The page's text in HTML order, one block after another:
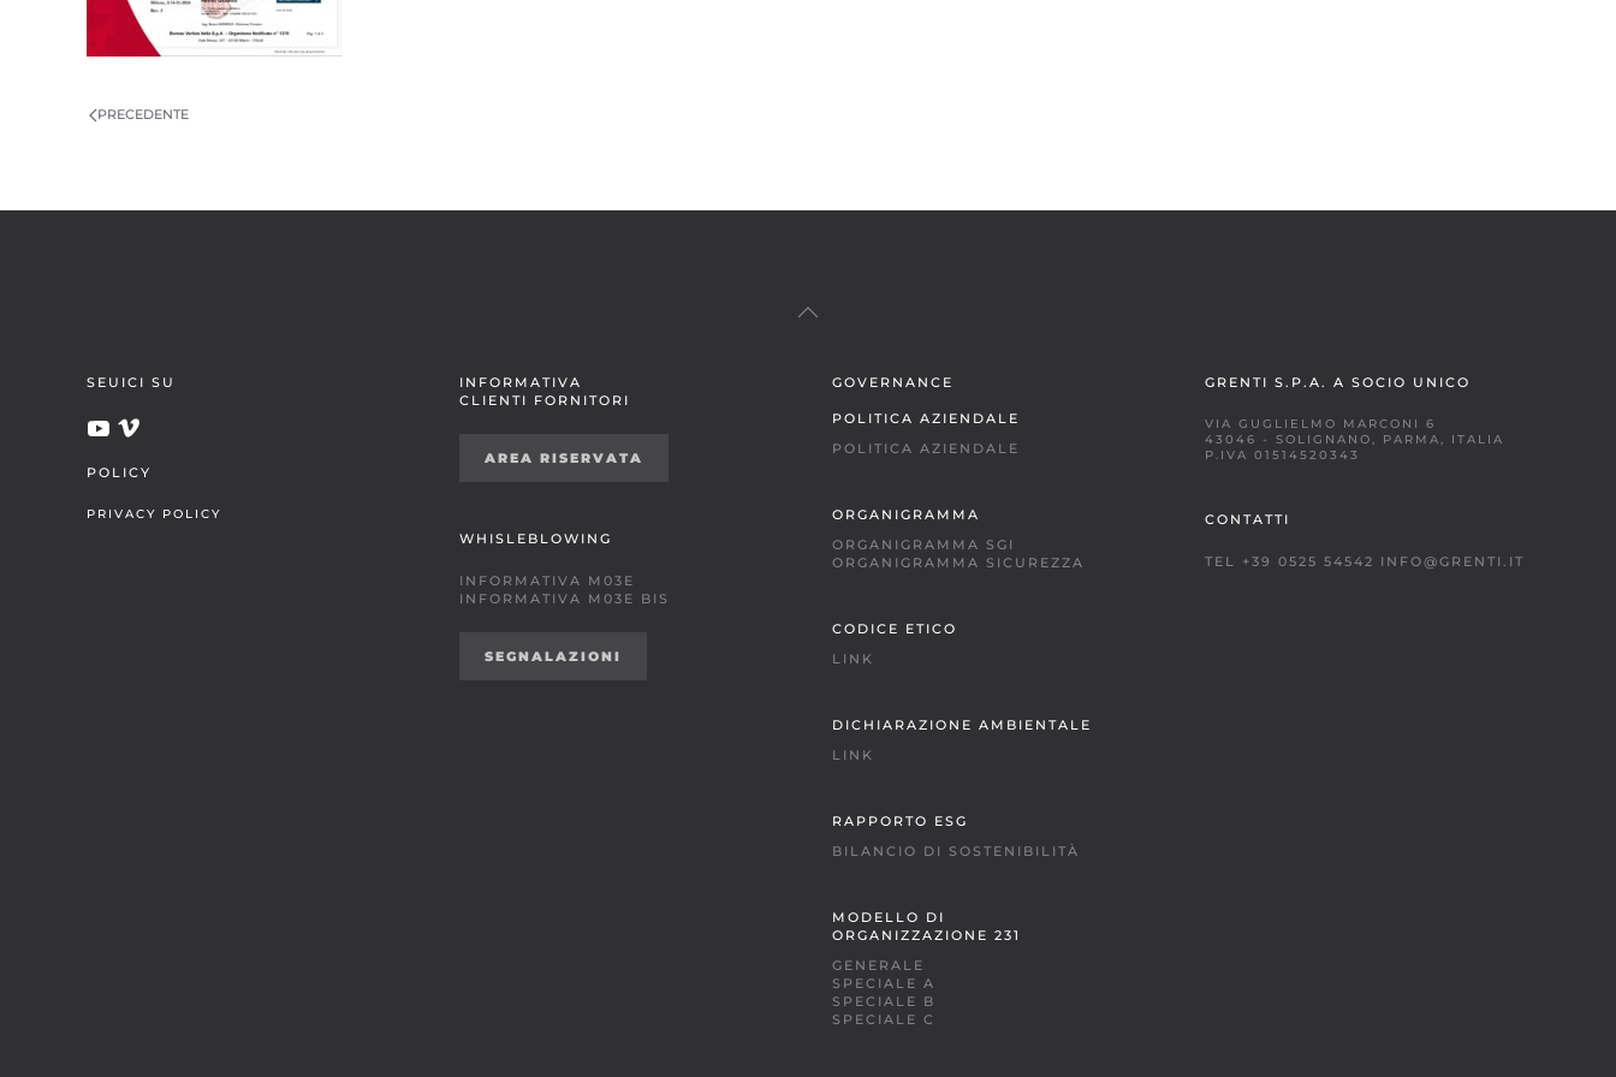
PRECEDENTE
SEUICI SU
POLICY
PRIVACY POLICY
INFORMATIVA
CLIENTI FORNITORI
AREA RISERVATA
WHISLEBLOWING
INFORMATIVA M03E
INFORMATIVA M03E BIS
SEGNALAZIONI
GOVERNANCE
POLITICA AZIENDALE
POLITICA AZIENDALE
ORGANIGRAMMA
ORGANIGRAMMA SGI
ORGANIGRAMMA SICUREZZA
CODICE ETICO
LINK
DICHIARAZIONE AMBIENTALE
LINK
RAPPORTO ESG
BILANCIO DI SOSTENIBILITÀ
MODELLO DI
ORGANIZZAZIONE 231
GENERALE
SPECIALE A
SPECIALE B
SPECIALE C
GRENTI S.P.A. A SOCIO UNICO
VIA GUGLIELMO MARCONI 6
43046 - SOLIGNANO, PARMA, ITALIA
P.IVA 01514520343
CONTATTI
TEL +39 0525 54542 INFO@GRENTI.IT